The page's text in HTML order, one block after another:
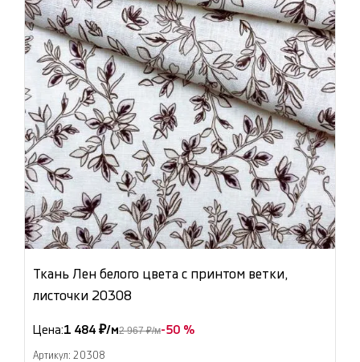
Ткань Лен белого цвета с принтом ветки,
листочки 20308
Цена:1 484 ₽/м2 967 ₽/м-50 %
Артикул: 20308